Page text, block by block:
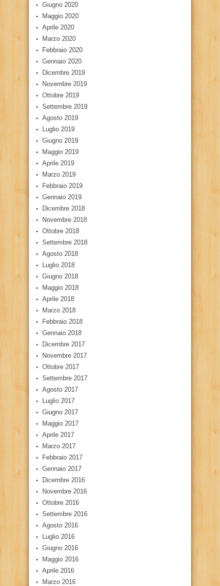
Giugno 2020
Maggio 2020
Aprile 2020
Marzo 2020
Febbraio 2020
Gennaio 2020
Dicembre 2019
Novembre 2019
Ottobre 2019
Settembre 2019
Agosto 2019
Luglio 2019
Giugno 2019
Maggio 2019
Aprile 2019
Marzo 2019
Febbraio 2019
Gennaio 2019
Dicembre 2018
Novembre 2018
Ottobre 2018
Settembre 2018
Agosto 2018
Luglio 2018
Giugno 2018
Maggio 2018
Aprile 2018
Marzo 2018
Febbraio 2018
Gennaio 2018
Dicembre 2017
Novembre 2017
Ottobre 2017
Settembre 2017
Agosto 2017
Luglio 2017
Giugno 2017
Maggio 2017
Aprile 2017
Marzo 2017
Febbraio 2017
Gennaio 2017
Dicembre 2016
Novembre 2016
Ottobre 2016
Settembre 2016
Agosto 2016
Luglio 2016
Giugno 2016
Maggio 2016
Aprile 2016
Marzo 2016